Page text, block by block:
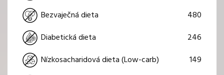
Bezvaječná dieta
480
Diabetická dieta
246
Nízkosacharidová dieta (Low-carb)
149